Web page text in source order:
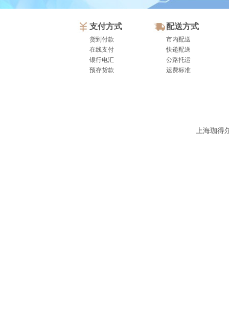
支付方式
货到付款
在线支付
银行电汇
预存货款
配送方式
市内配送
快递配送
公路托运
运费标准
上海珈得